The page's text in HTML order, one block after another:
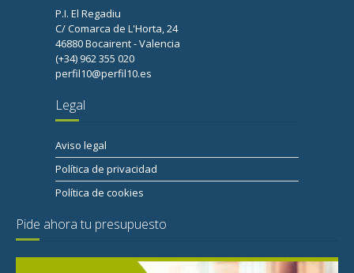
P.I. El Regadiu
C/ Comarca de L'Horta, 24
46880 Bocairent - Valencia
(+34) 962 355 020
perfil10@perfil10.es
Legal
Aviso legal
Política de privacidad
Política de cookies
Pide ahora tu presupuesto